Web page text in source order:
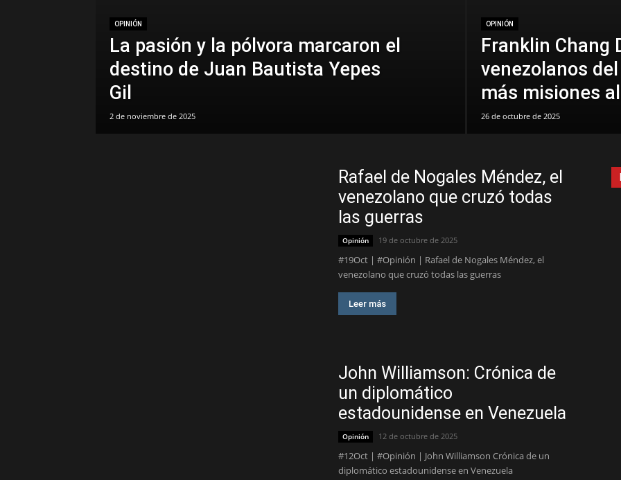
OPINIÓN
La pasión y la pólvora marcaron el
destino de Juan Bautista Yepes
Gil
2 de noviembre de 2025
OPINIÓN
Franklin Chang
venezolanos
más misiones
26 de octubre de 2025
Rafael de Nogales Méndez, el
venezolano que cruzó todas
las guerras
Opinión 19 de octubre de 2025
#19Oct | #Opinión | Rafael de Nogales Méndez, el
venezolano que cruzó todas las guerras
Leer más
John Williamson: Crónica de
un diplomático
estadounidense en Venezuela
Opinión 12 de octubre de 2025
#12Oct | #Opinión | John Williamson Crónica de un
diplomático estadounidense en Venezuela